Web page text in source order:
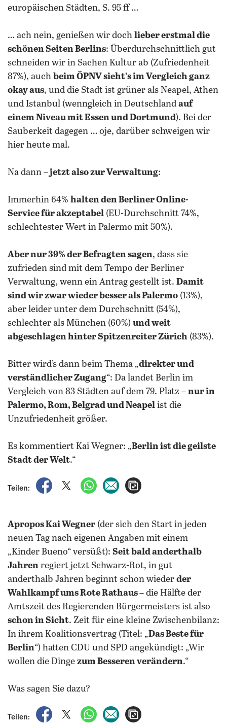
europäischen Städten, S. 95 ff …
… ach nein, genießen wir doch lieber erstmal die
schönen Seiten Berlins: Überdurchschnittlich gut
schneiden wir in Sachen Kultur ab (Zufriedenheit
87%), auch beim ÖPNV sieht’s im Vergleich ganz
okay aus, und die Stadt ist grüner als Neapel, Athen
und Istanbul (wenngleich in Deutschland auf
einem Niveau mit Essen und Dortmund). Bei der
Sauberkeit dagegen … oje, darüber schweigen wir
hier heute mal.
Na dann –jetzt also zur Verwaltung:
Immerhin 64% halten den Berliner Online-
Service für akzeptabel (EU-Durchschnitt 74%,
schlechtester Wert in Palermo mit 50%).
Aber nur 39% der Befragten sagen, dass sie
zufrieden sind mit dem Tempo der Berliner
Verwaltung, wenn ein Antrag gestellt ist. Damit
sind wir zwar wieder besser als Palermo (13%),
aber leider unter dem Durchschnitt (54%),
schlechter als München (60%) und weit
abgeschlagen hinter Spitzenreiter Zürich (83%).
Bitter wird’s dann beim Thema „direkter und
verständlicher Zugang“: Da landet Berlin im
Vergleich von 83 Städten auf dem 79. Platz – nur in
Palermo, Rom, Belgrad und Neapel ist die
Unzufriedenheit größer.
Es kommentiert Kai Wegner: „Berlin ist die geilste
Stadt der Welt.“
Teilen:
auf Facebook teilen
auf X teilenper WhatsApp teilen
per E-Mail teilen
Apropos Kai Wegner (der sich den Start in jeden
neuen Tag nach eigenen Angaben mit einem
„Kinder Bueno“ versüßt): Seit bald anderthalb
Jahren regiert jetzt Schwarz-Rot, in gut
anderthalb Jahren beginnt schon wieder der
Wahlkampf ums Rote Rathaus– die Hälfte der
Amtszeit des Regierenden Bürgermeisters ist also
schon in Sicht. Zeit für eine kleine Zwischenbilanz:
In ihrem Koalitionsvertrag (Titel: „Das Beste für
Berlin“) hatten CDU und SPD angekündigt: „Wir
wollen die Dinge zum Besseren verändern.“
Was sagen Sie dazu?
Teilen:
auf Facebook teilen
auf X teilenper WhatsApp teilen
per E-Mail teilen